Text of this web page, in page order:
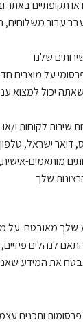
תקופתיים באתר
עבור משלוחים,
שלנו
על מוצרים
יכול למצוא
שירות לקוחות ו/
ישראל, טלפון
מותאמים-
שלך
שלך מאובטח. על
לנהלים
את המידע
ותכנים